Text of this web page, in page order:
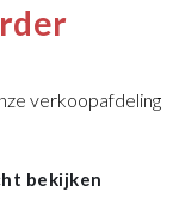
verkoopafdeling
bekijken